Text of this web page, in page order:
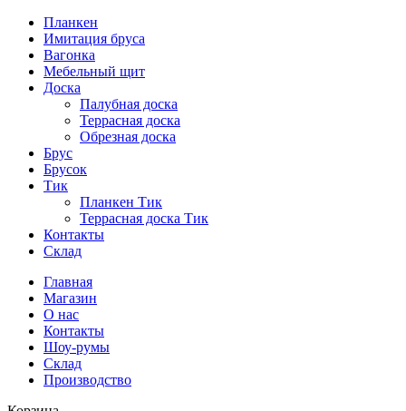
Планкен
Имитация бруса
Вагонка
Мебельный щит
Доска
Палубная доска
Террасная доска
Обрезная доска
Брус
Брусок
Тик
Планкен Тик
Террасная доска Тик
Контакты
Склад
Главная
Магазин
О нас
Контакты
Шоу-румы
Склад
Производство